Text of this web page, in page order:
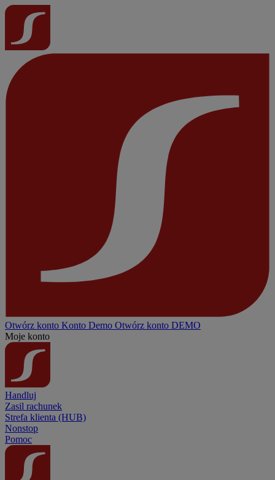
Otwórz konto Konto Demo Otwórz konto DEMO
Moje konto
Handluj
Zasil rachunek
Strefa klienta (HUB)
Nonstop
Pomoc